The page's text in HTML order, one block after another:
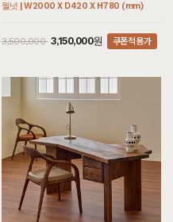
월넛 | W2000 X D420 X H780 (mm)
3,500,000 3,150,000원 쿠폰적용가